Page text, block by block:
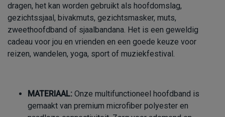
dragen, het kan worden gebruikt als hoofdomslag,
gezichtssjaal, bivakmuts, gezichtsmasker, muts,
zweethoofdband of sjaalbandana. Het is een geweldig
cadeau voor jou en vrienden en een goede keuze voor
reizen, wandelen, yoga, sport of muziekfestival.
MATERIAAL: Onze multifunctioneel hoofdband is
gemaakt van premium microfiber polyester en